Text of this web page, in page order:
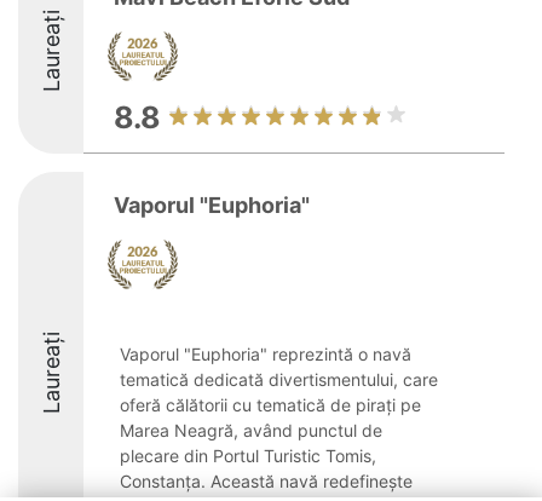
Laureați
8.8
Laureați
Vaporul "Euphoria"
Vaporul "Euphoria" reprezintă o navă
tematică dedicată divertismentului, care
oferă călătorii cu tematică de pirați pe
Marea Neagră, având punctul de
plecare din Portul Turistic Tomis,
Constanța. Această navă redefinește